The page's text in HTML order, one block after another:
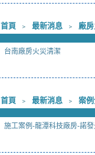
首頁 ﹥ 最新消息 ﹥ 廠
台南廠房火災清潔
首頁 ﹥ 最新消息 ﹥ 案
施工案例-龍潭科技廠房-諾